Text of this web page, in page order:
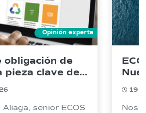
Opinión experta
obligación de
pieza clave de
senior ECOS
19
Nos